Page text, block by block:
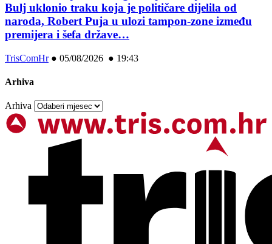
Bulj uklonio traku koja je političare dijelila od
naroda, Robert Puja u ulozi tampon-zone između
premijera i šefa države…
TrisComHr● 05/08/2026 ● 19:43
Arhiva
Arhiva